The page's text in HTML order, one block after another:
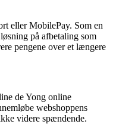
eller MobilePay. Som en
på afbetaling som
pengene over et længere
de Yong online
webshoppens
videre spændende.